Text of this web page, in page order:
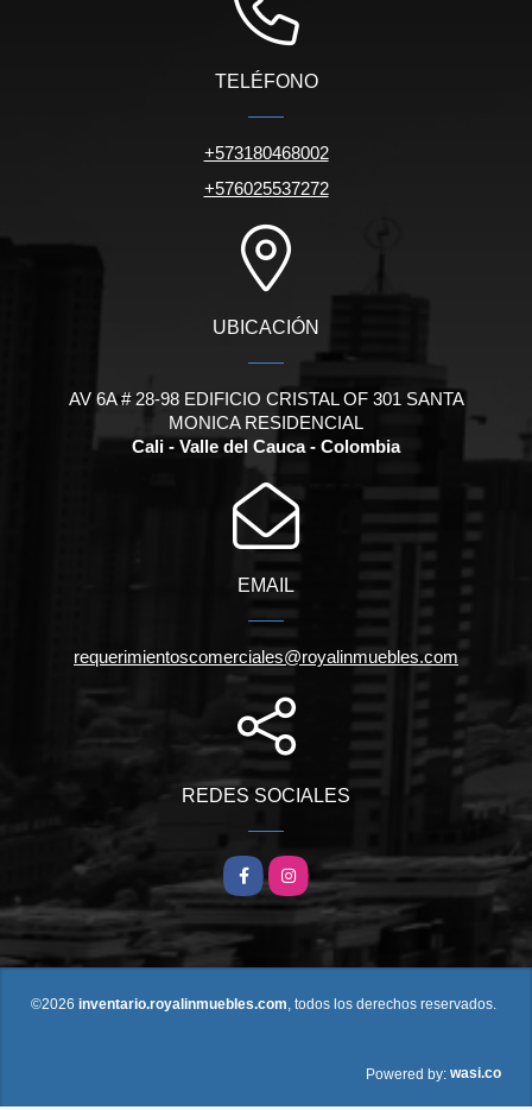
TELÉFONO
+573180468002
+576025537272
UBICACIÓN
AV 6A # 28-98 EDIFICIO CRISTAL OF 301 SANTA
MONICA RESIDENCIAL
Cali - Valle del Cauca - Colombia
EMAIL
requerimientoscomerciales@royalinmuebles.com
REDES SOCIALES
FacebookInstagram
©2026 inventario.royalinmuebles.com, todos los derechos reservados.
Powered by: wasi.co